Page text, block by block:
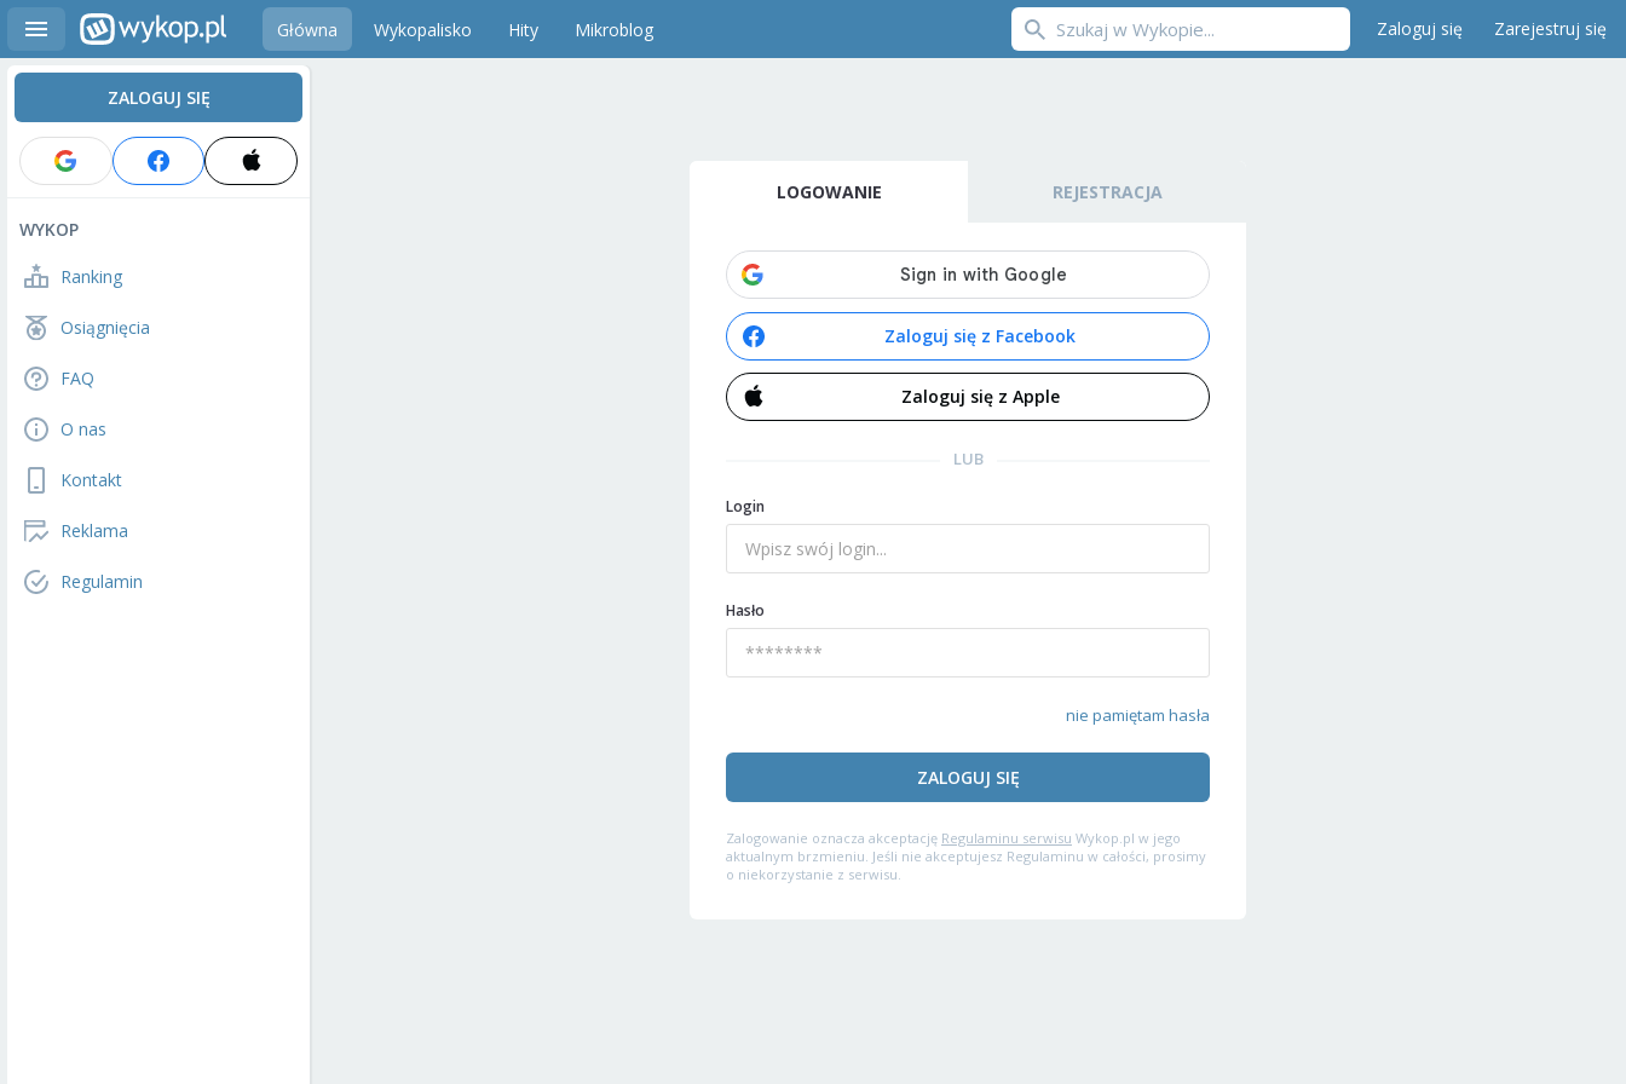
Główna Wykopalisko Hity Mikroblog Zaloguj się Zarejestruj się
ZALOGUJ SIĘ
WYKOP
Ranking
Osiągnięcia
FAQ
O nas
Kontakt
Reklama
Regulamin
LOGOWANIE REJESTRACJA
Zaloguj się z Facebook
Zaloguj się z Apple
LUB
Login
Hasło
nie pamiętam hasła
ZALOGUJ SIĘ
Zalogowanie oznacza akceptację Regulaminu serwisu Wykop.pl w jego
aktualnym brzmieniu. Jeśli nie akceptujesz Regulaminu w całości, prosimy
o niekorzystanie z serwisu.